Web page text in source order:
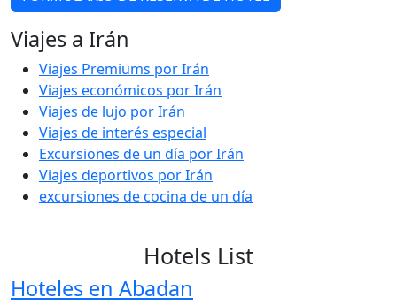
Viajes a Irán
Viajes Premiums por Irán
Viajes económicos por Irán
Viajes de lujo por Irán
Viajes de interés especial
Excursiones de un día por Irán
Viajes deportivos por Irán
excursiones de cocina de un día
Hotels List
Hoteles en Abadan